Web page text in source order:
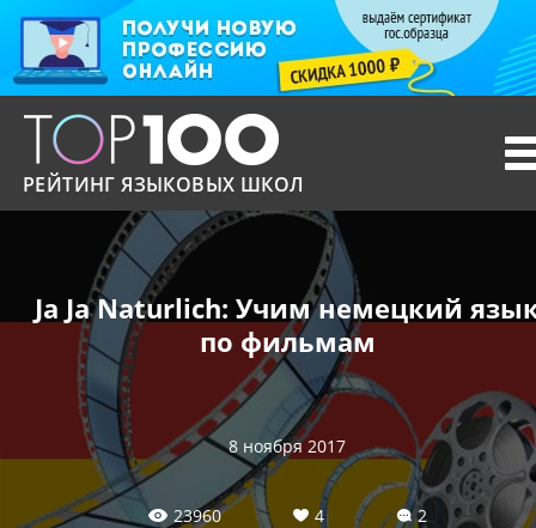
РЕЙТИНГ ЯЗЫКОВЫХ ШКОЛ
Ja Ja Naturlich: Учим немецкий
по фильмам
8 ноября 2017
23960 4 2